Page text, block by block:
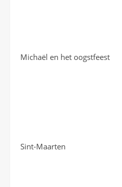
Michaël en het oogstfeest
Sint-Maarten